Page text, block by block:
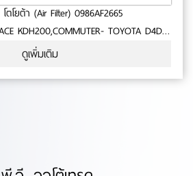
ตโยต้า (Air Filter) 0986AF2665
KDH200,COMMUTER- TOYOTA D4Dปี
สินค้าคุณภาพ- มาตารฐาน BOSCH No.0-
ดูเพิ่มเติม